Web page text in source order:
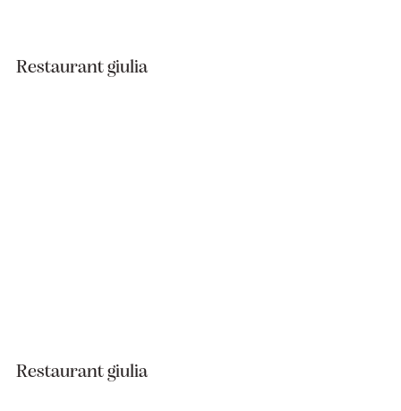
Restaurant giulia
Restaurant giulia